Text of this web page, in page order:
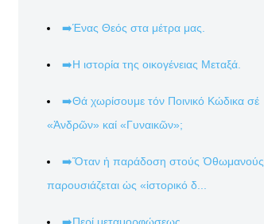
➡️Ένας Θεός στα μέτρα μας.
➡️Η ιστορία της οικογένειας Μεταξά.
➡️Θά χωρίσουμε τόν Ποινικό Κώδικα σέ
«Ἀνδρῶν» καί «Γυναικῶν»;
➡️Ὅταν ἡ παράδοση στούς Ὀθωμανούς
παρουσιάζεται ὡς «ἱστορικό δ...